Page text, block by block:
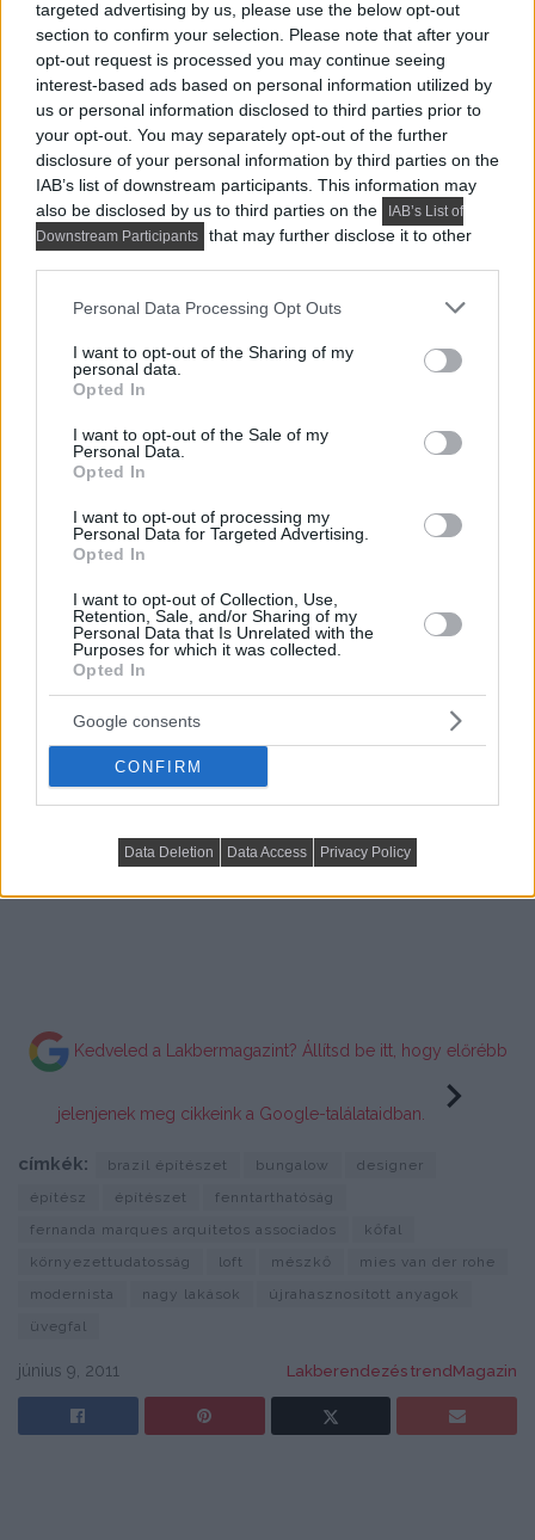
targeted advertising by us, please use the below opt-out
section to confirm your selection. Please note that after your
opt-out request is processed you may continue seeing
interest-based ads based on personal information utilized by
us or personal information disclosed to third parties prior to
your opt-out. You may separately opt-out of the further
disclosure of your personal information by third parties on the
IAB’s list of downstream participants. This information may
also be disclosed by us to third parties on the
IAB’s List of
Downstream Participants
that may further disclose it to other
Please note that this website/app uses one or more Google
not limited to your visit or usage behaviour. You may click to
grant or deny consent to Google and its third-party tags to
use your data for below specified purposes in below Google
consent section.
Personal Data Processing Opt Outs
I want to opt-out of the Sharing of my
personal data.
Opted In
I want to opt-out of the Sale of my
Personal Data.
Opted In
I want to opt-out of processing my
Personal Data for Targeted Advertising.
Opted In
I want to opt-out of Collection, Use,
Retention, Sale, and/or Sharing of my
Personal Data that Is Unrelated with the
Purposes for which it was collected.
Opted In
Google consents
CONFIRM
Data Deletion Data Access Privacy Policy
Fernanda Marques Arquitetos Associados
Kedveled a Lakbermagazint? Állítsd be itt, hogy előrébb
jelenjenek meg cikkeink a Google-találataidban.
címkék: brazil építészet bungalow
designer
építész
építészet
fenntarthatóság
fernanda marques arquitetos associados
kőfal
környezettudatosság
loft mészkő
mies van der rohe
modernista
nagy lakások
újrahasznosított anyagok
üvegfal
június 9, 2011 Lakberendezés trendMagazin